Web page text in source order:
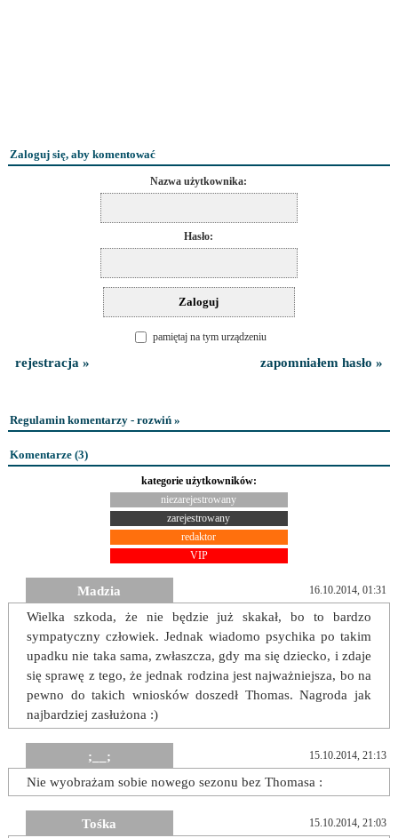
Zaloguj się, aby komentować
Nazwa użytkownika:
Hasło:
pamiętaj na tym urządzeniu
rejestracja » zapomniałem hasło »
Regulamin komentarzy - rozwiń »
Komentarze (3)
kategorie użytkowników:
niezarejestrowany
zarejestrowany
redaktor
VIP
Madzia 16.10.2014, 01:31
Wielka szkoda, że nie będzie już skakał, bo to bardzo
sympatyczny człowiek. Jednak wiadomo psychika po takim
upadku nie taka sama, zwłaszcza, gdy ma się dziecko, i zdaje
się sprawę z tego, że jednak rodzina jest najważniejsza, bo na
pewno do takich wniosków doszedł Thomas. Nagroda jak
najbardziej zasłużona :)
;__; 15.10.2014, 21:13
Nie wyobrażam sobie nowego sezonu bez Thomasa :
Tośka 15.10.2014, 21:03